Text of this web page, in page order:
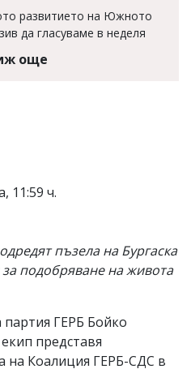
развитието на Южното
да гласуваме в неделя
още
11:59 ч.
пъзела на Бургаска
подобряване на живота
ГЕРБ Бойко
представя
на Коалиция ГЕРБ-СДС в